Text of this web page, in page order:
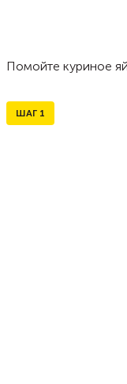
Помойте куриное
ШАГ 1